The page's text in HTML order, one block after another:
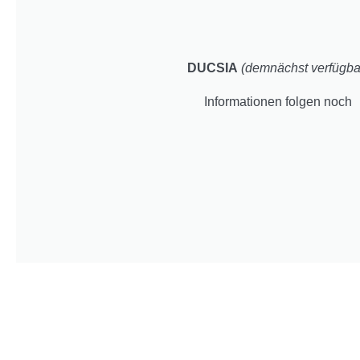
DUCSIA (demnächst
Informationen folgen noch